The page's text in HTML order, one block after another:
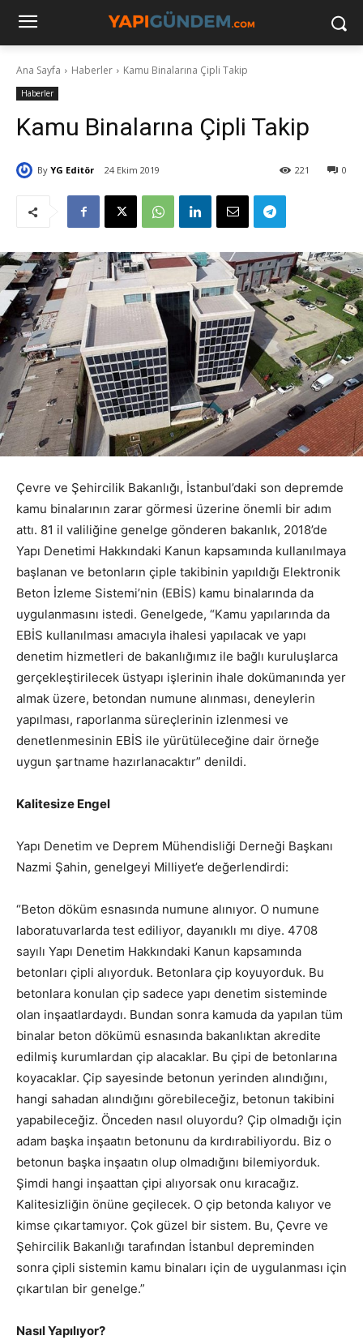
Ana Sayfa Haberler Kamu Binalarına Çipli Takip
Haberler
Kamu Binalarına Çipli Takip
By YG Editör 24 Ekim 2019 0
221
Çevre ve Şehircilik Bakanlığı, İstanbul’daki son depremde
kamu binalarının zarar görmesi üzerine önemli bir adım
attı. 81 il valiliğine genelge gönderen bakanlık, 2018’de
Yapı Denetimi Hakkındaki Kanun kapsamında kullanılmaya
başlanan ve betonların çiple takibinin yapıldığı Elektronik
Beton İzleme Sistemi’nin (EBİS) kamu binalarında da
uygulanmasını istedi. Genelgede, “Kamu yapılarında da
EBİS kullanılması amacıyla ihalesi yapılacak ve yapı
denetim hizmetleri de bakanlığımız ile bağlı kuruluşlarca
gerçekleştirilecek üstyapı işlerinin ihale dokümanında yer
almak üzere, betondan numune alınması, deneylerin
yapılması, raporlanma süreçlerinin izlenmesi ve
denetlenmesinin EBİS ile yürütüleceğine dair örneğe
uygun şartname hazırlanacaktır” denildi.
Kalitesize Engel
Yapı Denetim ve Deprem Mühendisliği Derneği Başkanı
Nazmi Şahin, genelgeyi Milliyet’e değerlendirdi:
“Beton döküm esnasında numune alınıyor. O numune
laboratuvarlarda test ediliyor, dayanıklı mı diye. 4708
sayılı Yapı Denetim Hakkındaki Kanun kapsamında
betonları çipli alıyorduk. Betonlara çip koyuyorduk. Bu
betonlara konulan çip sadece yapı denetim sisteminde
olan inşaatlardaydı. Bundan sonra kamuda da yapılan tüm
binalar beton dökümü esnasında bakanlıktan akredite
edilmiş kurumlardan çip alacaklar. Bu çipi de betonlarına
koyacaklar. Çip sayesinde betonun yerinden alındığını,
hangi sahadan alındığını görebileceğiz, betonun takibini
yapabileceğiz. Önceden nasıl oluyordu? Çip olmadığı için
adam başka inşaatın betonunu da kırdırabiliyordu. Biz o
betonun başka inşaatın olup olmadığını bilemiyorduk.
Şimdi hangi inşaattan çipi alıyorsak onu kıracağız.
Kalitesizliğin önüne geçilecek. O çip betonda kalıyor ve
kimse çıkartamıyor. Çok güzel bir sistem. Bu, Çevre ve
Şehircilik Bakanlığı tarafından İstanbul depreminden
sonra çipli sistemin kamu binaları için de uygulanması için
çıkartılan bir genelge.”
Nasıl Yapılıyor?